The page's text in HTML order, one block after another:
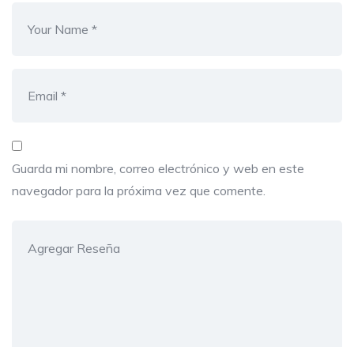
Guarda mi nombre, correo electrónico y web en este
navegador para la próxima vez que comente.